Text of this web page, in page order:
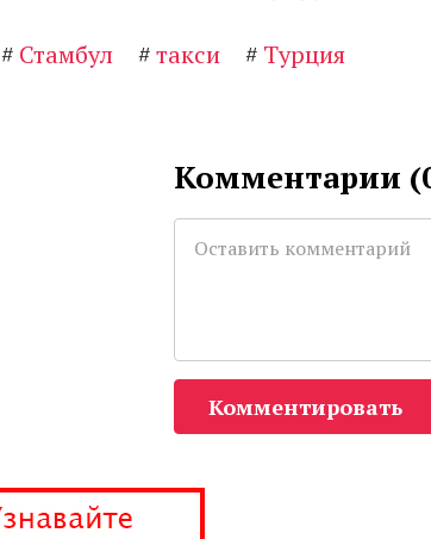
# Стамбул #такси # Турция
Комментарии (
Комментировать